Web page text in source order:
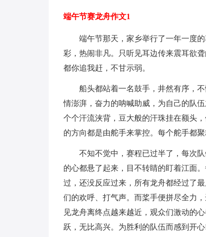
端午节赛龙舟作文1
端午节那天，家乡举行了一年一度
彩，热闹非凡。只听见耳边传来震耳欲
都你追我赶，不甘示弱。
船头都站着一名鼓手，井然有序，
情澎湃，奋力的呐喊助威，为自己的队
个个汗流浃背，豆大般的汗珠挂在额头
的方向都是由舵手来掌控。每个舵手都
不知不觉中，赛程已过半了，每次
的心都悬了起来，目不转睛的盯着江面
过，还没反应过来，所有龙舟都经过了
们的欢呼、打气声。而桨手便拼尽全力
见龙舟离终点越来越近，观众们激动的
跃，无比高兴。为胜利的队伍而感到开